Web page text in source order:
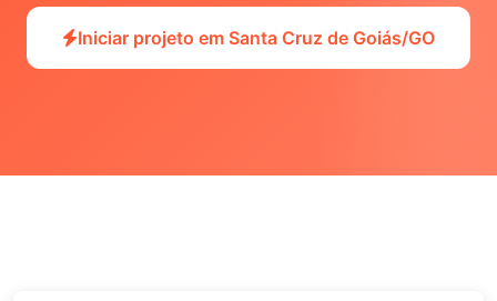
Iniciar projeto em Santa Cruz de Goiás/GO